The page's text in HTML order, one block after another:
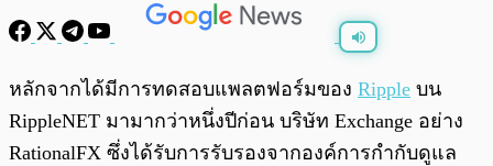
พร้อมเล่น
หลักจากได้มีการทดสอบแพลตฟอร์มของ Ripple บน
RippleNET มามากว่าหนึ่งปีก่อน บริษัท Exchange อย่าง
RationalFX ซึ่งได้รับการรับรองจากองค์การกำกับดูแล